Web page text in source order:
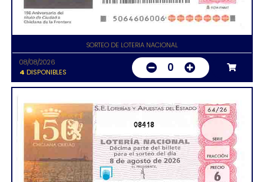
SORTEO DE LOTERIA NACIONAL
08/08/2026
4 DISPONIBLES 0
08418